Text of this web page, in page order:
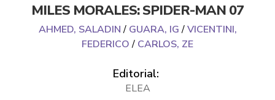
MILES MORALES: SPIDER-MAN 07
AHMED, SALADIN/ GUARA, IG/VICENTINI,
FEDERICO/ CARLOS, ZE
Editorial:
ELEA